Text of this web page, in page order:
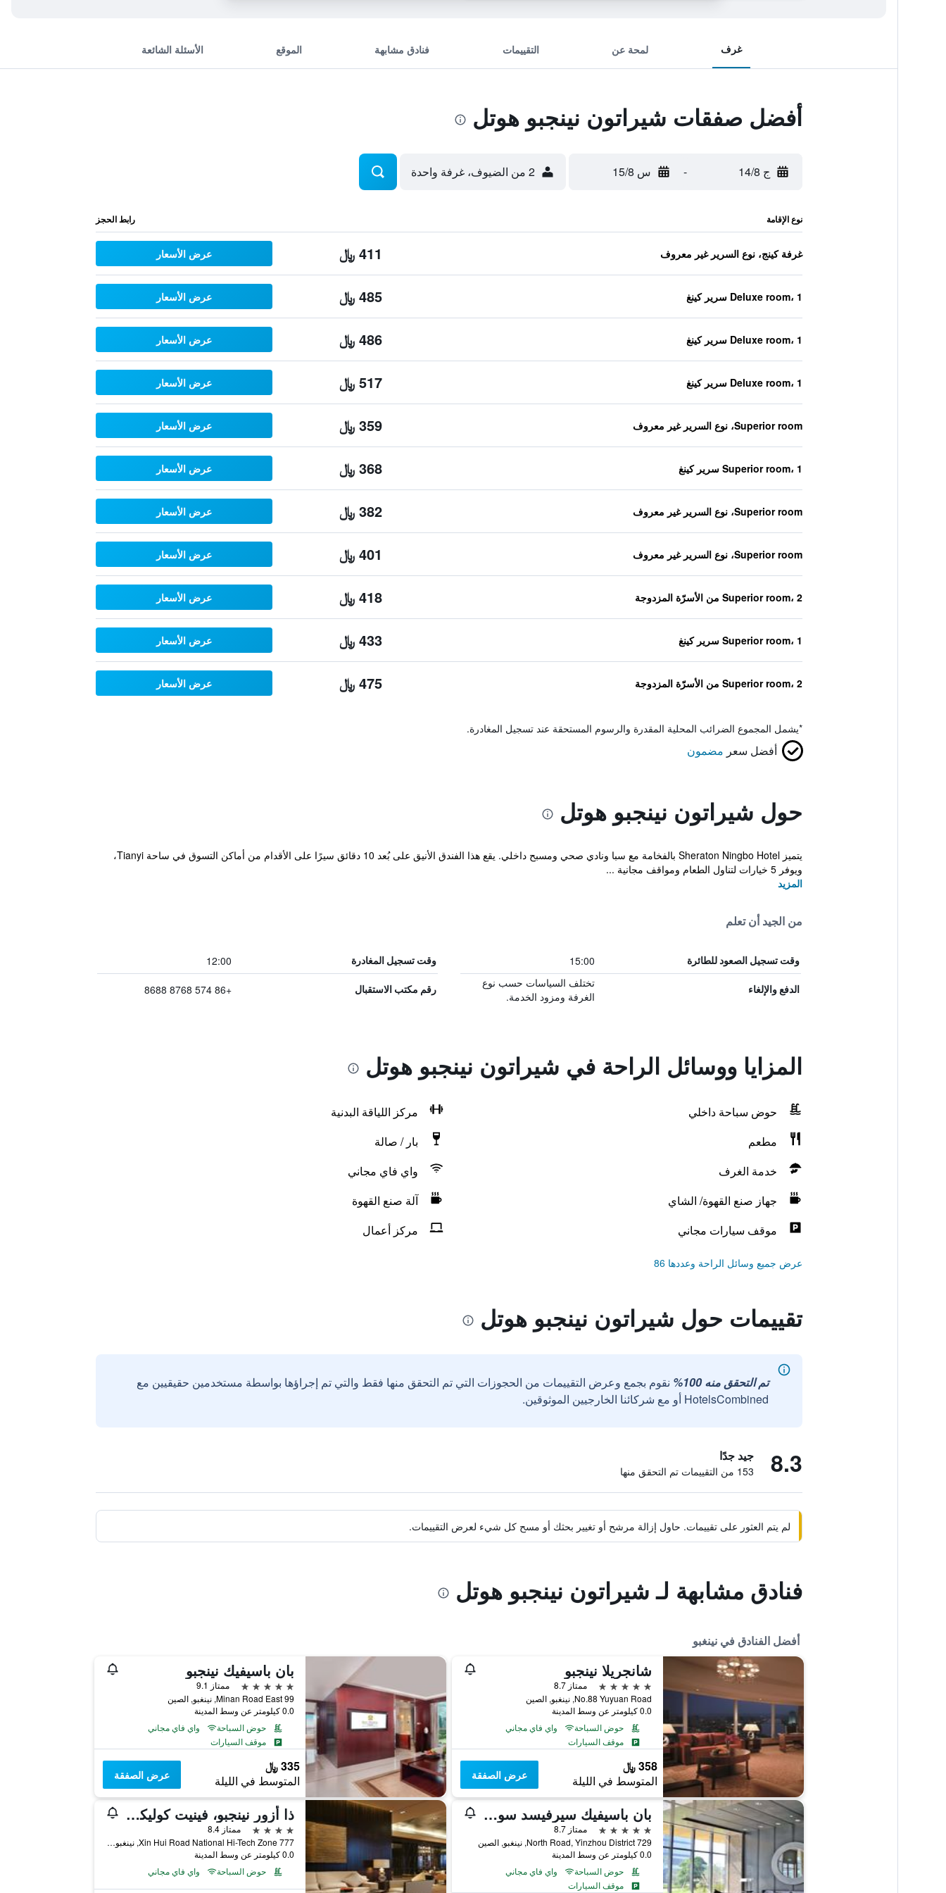
غرف لمحة عن التقييمات فنادق مشابهة الموقع الأسئلة الشائعة
أفضل صفقات شيراتون نينجبو هوتل
ج 14/8 - س 15/8 2 من الضيوف، غرفة واحدة
نوع الإقامة رابط الحجز
غرفة كينج، نوع السرير غير معروف 411 ﷼ عرض الأسعار
Deluxe room، 1 سرير كينغ 485 ﷼ عرض الأسعار
Deluxe room، 1 سرير كينغ 486 ﷼ عرض الأسعار
Deluxe room، 1 سرير كينغ 517 ﷼ عرض الأسعار
Superior room، نوع السرير غير معروف 359 ﷼ عرض الأسعار
Superior room، 1 سرير كينغ 368 ﷼ عرض الأسعار
Superior room، نوع السرير غير معروف 382 ﷼ عرض الأسعار
Superior room، نوع السرير غير معروف 401 ﷼ عرض الأسعار
Superior room، 2 من الأسرّة المزدوجة 418 ﷼ عرض الأسعار
Superior room، 1 سرير كينغ 433 ﷼ عرض الأسعار
Superior room، 2 من الأسرّة المزدوجة 475 ﷼ عرض الأسعار
*يشمل المجموع الضرائب المحلية المقدرة والرسوم المستحقة عند تسجيل المغادرة.
أفضل سعر مضمون
حول شيراتون نينجبو هوتل
يتميز Sheraton Ningbo Hotel بالفخامة مع سبا ونادي صحي ومسبح داخلي. يقع هذا الفندق الأنيق على بُعد 10 دقائق سيرًا على الأقدام من أماكن التسوق في ساحة Tianyi،
ويوفر 5 خيارات لتناول الطعام ومواقف مجانية ...
المزيد
من الجيد أن تعلم
وقت تسجيل الصعود للطائرة 15:00 وقت تسجيل المغادرة 12:00
الدفع والإلغاء
تختلف السياسات حسب نوع
الغرفة ومزود الخدمة.
رقم مكتب الاستقبال +86 574 8768 8688
المزايا ووسائل الراحة في شيراتون نينجبو هوتل
حوض سباحة داخلي
مركز اللياقة البدنية
مطعم
بار / صالة
خدمة الغرف
واي فاي مجاني
جهاز صنع القهوة/ الشاي
آلة صنع القهوة
موقف سيارات مجاني
مركز أعمال
عرض جميع وسائل الراحة وعددها 86
تقييمات حول شيراتون نينجبو هوتل
تم التحقق منه 100%
نقوم بجمع وعرض التقييمات من الحجوزات التي تم التحقق منها فقط والتي تم إجراؤها بواسطة مستخدمين حقيقيين مع
HotelsCombined أو مع شركائنا الخارجيين الموثوقين.
8.3 جيد جدًا
153 من التقييمات تم التحقق منها
لم يتم العثور على تقييمات. حاول إزالة مرشح أو تغيير بحثك أو مسح كل شيء لعرض التقييمات.
فنادق مشابهة لـ شيراتون نينجبو هوتل
أفضل الفنادق في نينغبو
شانجريلا نينجبو
5 نجوم
ممتاز 8.7
No.88 Yuyuan Road, نينغبو, الصين
0.0 كيلومتر عن وسط المدينة
حوض السباحة
واي فاي مجاني
موقف السيارات
358 ﷼
المتوسط في الليلة عرض الصفقة
بان باسيفيك نينجبو
5 نجوم
ممتاز 9.1
Minan Road East 99, نينغبو, الصين
0.0 كيلومتر عن وسط المدينة
حوض السباحة
واي فاي مجاني
موقف السيارات
335 ﷼
المتوسط في الليلة عرض الصفقة
بان باسيفيك سيرفيسد سويتس نينغبو
5 نجوم
ممتاز 8.7
729 North Road, Yinzhou District, نينغبو, الصين
0.0 كيلومتر عن وسط المدينة
حوض السباحة
واي فاي مجاني
موقف السيارات
ذا أزور نينجبو، فينيت كوليكش باي آيتش جي
4 نجوم
ممتاز 8.4
777 Xin Hui Road National Hi-Tech Zone, نينغبو, الصين
0.0 كيلومتر عن وسط المدينة
حوض السباحة
واي فاي مجاني